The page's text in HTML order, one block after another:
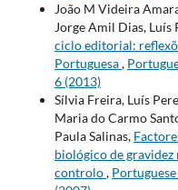
João M Videira
Jorge Amil Dias, Luís
ciclo editorial:
Portuguesa,
6 (2013)
Sílvia Freira, Luís
Maria do Carmo
Paula Salinas,
biológico de gravidez
controlo,